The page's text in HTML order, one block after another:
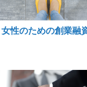
女性のための創業融